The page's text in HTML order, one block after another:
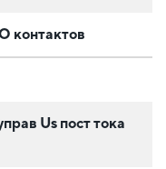
контактов
Us пост тока